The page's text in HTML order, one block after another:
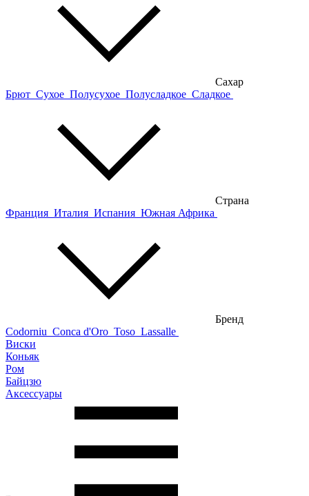
Сахар
Брют Сухое Полусухое Полусладкое Сладкое
Страна
Франция Италия Испания Южная Африка
Бренд
Codorniu Conca d'Oro Toso Lassalle
Виски
Коньяк
Ром
Байцзю
Аксессуары